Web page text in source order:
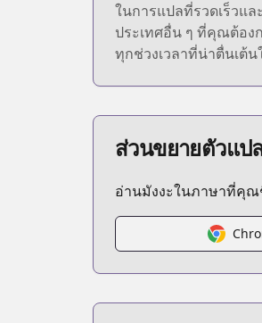
ในการแปลที่รวดเร็วแ
ประเทศอื่น ๆ ที่คุณต้อง
ทุกช่วงเวลาที่น่าตื่นเต้น
ส่วนขยายตัวแป
อ่านมังงะในภาษาที่คุ